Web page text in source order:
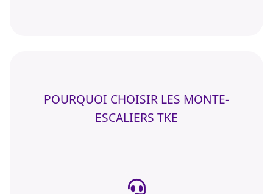
POURQUOI CHOISIR LES MONTE-
ESCALIERS TKE